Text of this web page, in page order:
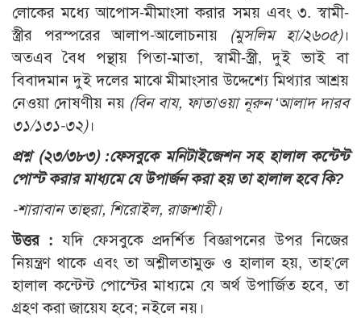
লোকের মধ্যে আপোস-মীমাংসা করার সময় এবং ৩. স্বামী-
স্ত্রীর পরস্পরের আলাপ-আলোচনায়
(মুসলিম হা/২৬০৫)।
অতএব বৈধ পন্থায় পিতা-মাতা, স্বামী-স্ত্রী, দুই ভাই বা
বিবাদমান দুই দলের মাঝে মীমাংসার উদ্দেশ্যে মিথ্যার আশ্রয়
নেওয়া দোষণীয় নয় (বিন বায, ফাতাওয়া নূরুন ‘আলাদ দারব
৩১/১৩১-৩২)।
প্রশ্ন (২৩/৩৮৩) :ফেসবুকে মনিটাইজেশন সহ হালাল কন্টেন্ট
পোস্ট করার মাধ্যমে যে উপার্জন করা হয় তা হালাল হবে কি?
-শারাবান তাহুরা, শিরোইল, রাজশাহী।
উত্তর : যদি ফেসবুকে প্রদর্শিত বিজ্ঞাপনের উপর নিজের
নিয়ন্ত্রণ থাকে এবং তা অশ্লীলতামুক্ত ও হালাল হয়, তাহ’লে
হালাল কন্টেন্ট পোস্টের মাধ্যমে যে অর্থ উপার্জিত হবে, তা
গ্রহণ করা জায়েয হবে; নইলে নয়।